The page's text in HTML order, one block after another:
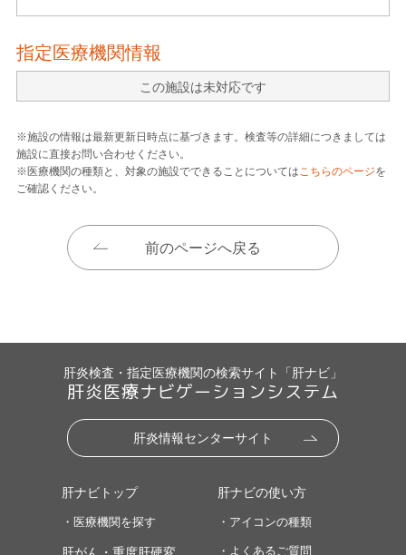
指定医療機関情報
この施設は未対応です
※施設の情報は最新更新日時点に基づきます。検査等の詳細につきましては
施設に直接お問い合わせください。
※医療機関の種類と、対象の施設でできることについてはこちらのページを
ご確認ください。
前のページへ戻る
肝炎検査・指定医療機関の検索サイト「肝ナビ」
肝炎医療ナビゲーションシステム
肝炎情報センターサイト
肝ナビトップ
・医療機関を探す
肝ナビの使い方
・アイコンの種類
・よくあるご質問